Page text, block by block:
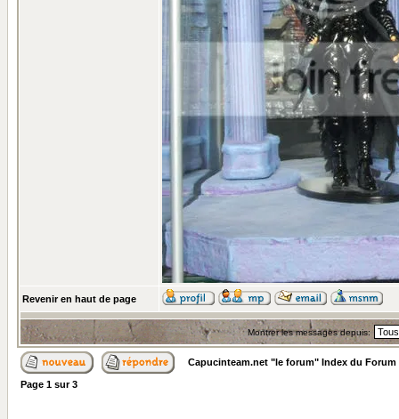
Revenir en haut de page
Montrer les messages depuis:
Capucinteam.net "le forum" Index du Forum
Page 1 sur3